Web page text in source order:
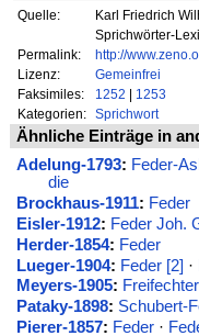
Quelle:
Karl Friedrich
Sprichwörter-
Permalink:
http://
Lizenz:
Gemeinfrei
Faksimiles:
1252 | 1253
Kategorien:
Sprichwort
Ähnliche Einträge in
Adelung-1793: Feder-
die
Brockhaus-1911: Feder
Eisler-1912: Feder Joh.
Herder-1854: Feder
Lueger-1904: Feder [2] ·
Meyers-1905:
Pataky-1898: Schubert-
Pierer-1857: Feder·